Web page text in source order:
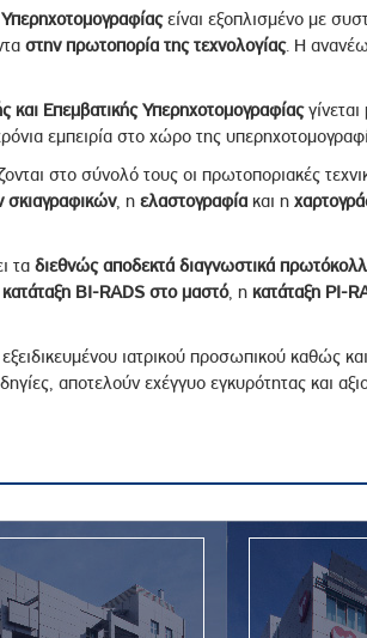
είναι εξοπλισμένο με
στην πρωτοπορία της τεχνολογίας. Η
και Επεμβατικής Υπερηχοτομογραφίαςγίνεται
εμπειρία στο χώρο της
στο σύνολό τους οι πρωτοποριακές
, η ελαστογραφίακαι η
τα διεθνώς αποδεκτά διαγνωστικά
κατάταξη BI-RADS στο μαστό, η κατάταξη PI-
ιατρικού προσωπικού καθώς
αποτελούν εχέγγυο εγκυρότητας και